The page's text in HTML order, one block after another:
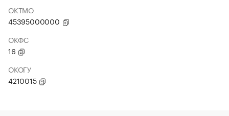
ОКТМО
45395000000
ОКФС
16
ОКОГУ
4210015